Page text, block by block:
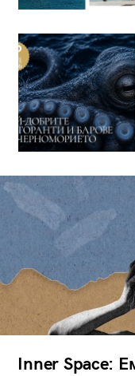
Inner Space: